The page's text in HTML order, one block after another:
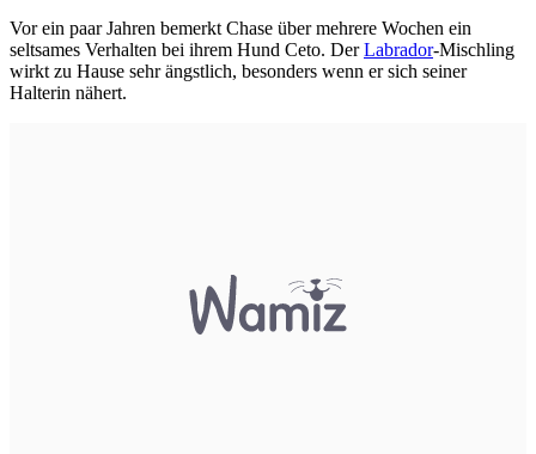
Vor ein paar Jahren bemerkt Chase über mehrere Wochen ein
seltsames Verhalten bei ihrem Hund Ceto. DerLabrador-Mischling
wirkt zu Hause sehr ängstlich, besonders wenn er sich seiner
Halterin nähert.